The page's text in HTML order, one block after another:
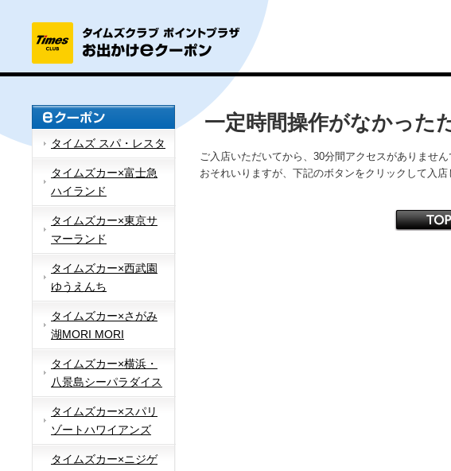
タイムズ スパ・レスタ
タイムズカー×富士急
ハイランド
タイムズカー×東京サ
マーランド
タイムズカー×西武園
ゆうえんち
タイムズカー×さがみ
湖MORI MORI
タイムズカー×横浜・
八景島シーパラダイス
タイムズカー×スパリ
ゾートハワイアンズ
タイムズカー×ニジゲ
一定時間操作がなかった
ご入店いただいてから、30分間アクセスがありませ
おそれいりますが、下記のボタンをクリックして入店